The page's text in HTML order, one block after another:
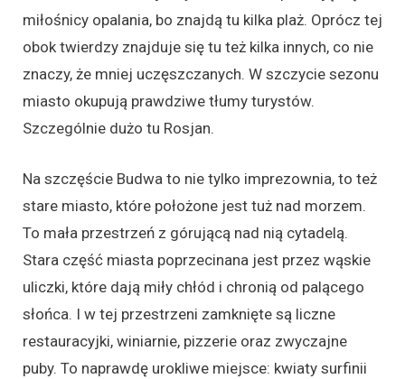
miłośnicy opalania, bo znajdą tu kilka plaż. Oprócz tej
obok twierdzy znajduje się tu też kilka innych, co nie
znaczy, że mniej uczęszczanych. W szczycie sezonu
miasto okupują prawdziwe tłumy turystów.
Szczególnie dużo tu Rosjan.
Na szczęście Budwa to nie tylko imprezownia, to też
stare miasto, które położone jest tuż nad morzem.
To mała przestrzeń z górującą nad nią cytadelą.
Stara część miasta poprzecinana jest przez wąskie
uliczki, które dają miły chłód i chronią od palącego
słońca. I w tej przestrzeni zamknięte są liczne
restauracyjki, winiarnie, pizzerie oraz zwyczajne
puby. To naprawdę urokliwe miejsce: kwiaty surfinii